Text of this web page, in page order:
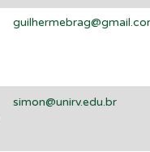
simon@unirv.edu.br